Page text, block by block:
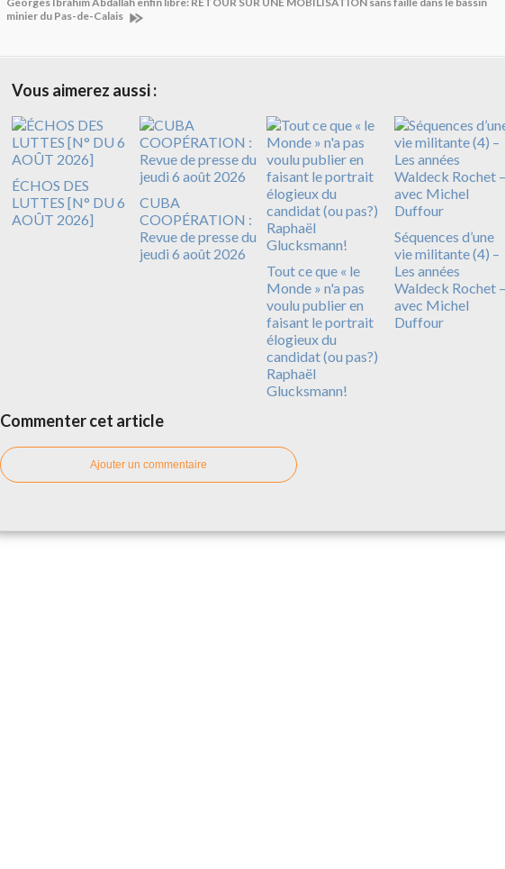
minier du Pas-de-Calais
Vous aimerez aussi :
ÉCHOS DES
LUTTES [N° DU 6
AOÛT 2026]
CUBA
COOPÉRATION :
Revue de presse du
jeudi 6 août 2026
Tout ce que « le
Monde » n'a pas
voulu publier en
faisant le portrait
élogieux du
candidat (ou pas?)
Raphaël
Glucksmann!
Séquences d’une
vie militante (4) –
Les années
Waldeck Rochet –
avec Michel
Duffour
Commenter cet article
Ajouter un commentaire